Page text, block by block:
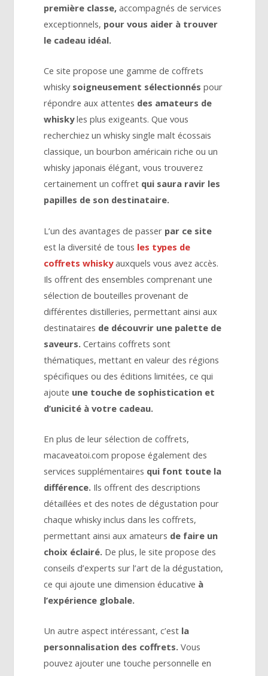
première classe, accompagnés de services
exceptionnels, pour vous aider à trouver
le cadeau idéal.
Ce site propose une gamme de coffrets
whisky soigneusement sélectionnés pour
répondre aux attentes des amateurs de
whiskyles plus exigeants. Que vous
recherchiez un whisky single malt écossais
classique, un bourbon américain riche ou un
whisky japonais élégant, vous trouverez
certainement un coffret qui saura ravir les
papilles de son destinataire.
L’un des avantages de passer par ce site
est la diversité de tous les types de
coffrets whiskyauxquels vous avez accès.
Ils offrent des ensembles comprenant une
sélection de bouteilles provenant de
différentes distilleries, permettant ainsi aux
destinataires de découvrir une palette de
saveurs. Certains coffrets sont
thématiques, mettant en valeur des régions
spécifiques ou des éditions limitées, ce qui
ajoute une touche de sophistication et
d’unicité à votre cadeau.
En plus de leur sélection de coffrets,
macaveatoi.com propose également des
services supplémentaires qui font toute la
différence. Ils offrent des descriptions
détaillées et des notes de dégustation pour
chaque whisky inclus dans les coffrets,
permettant ainsi aux amateurs de faire un
choix éclairé. De plus, le site propose des
conseils d’experts sur l’art de la dégustation,
ce qui ajoute une dimension éducative à
l’expérience globale.
Un autre aspect intéressant, c’est la
personnalisation des coffrets.Vous
pouvez ajouter une touche personnelle en